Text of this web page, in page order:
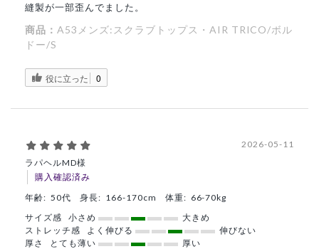
縫製が一部歪んでました。
商品： A53メンズ:スクラブトップス・AIR TRICO/ボル
ドー/S
役に立った 0
ラパヘルMD様
購入確認済み
2026-05-11
年齢: 50代 身長: 166-170cm 体重: 66-70kg
サイズ感
小さめ
大きめ
ストレッチ感
よく伸びる
伸びない
厚さ
とても薄い 厚い